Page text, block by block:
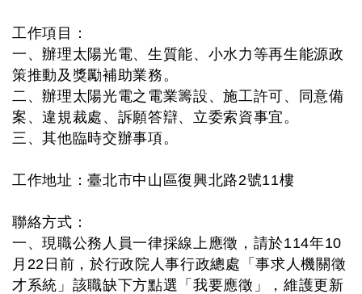
工作項目：
一、辦理太陽光電、生質能、小水力等再生能源政
策推動及獎勵補助業務。
二、辦理太陽光電之電業籌設、施工許可、同意備
案、違規裁處、訴願答辯、立委索資事宜。
三、其他臨時交辦事項。
工作地址：臺北市中山區復興北路2號11樓
聯絡方式：
一、現職公務人員一律採線上應徵，請於114年10
月22日前，於行政院人事行政總處「事求人機關徵
才系統」該職缺下方點選「我要應徵」，維護更新